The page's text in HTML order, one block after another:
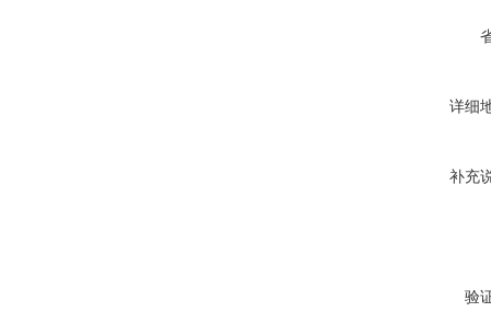
详细
补充
验